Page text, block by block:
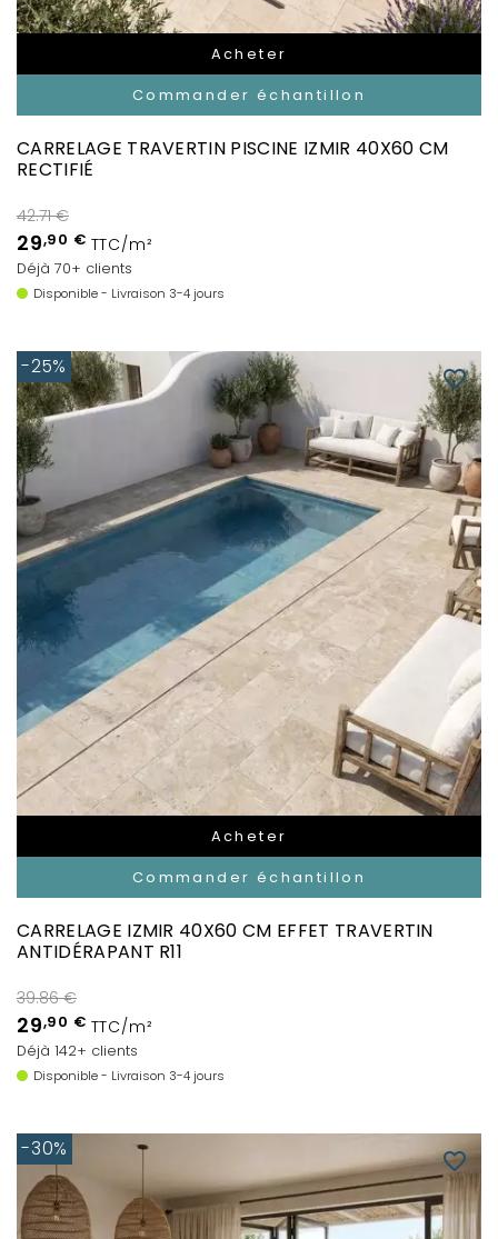
Acheter
Commander échantillon
CARRELAGE TRAVERTIN PISCINE IZMIR 40X60 CM
RECTIFIÉ
42.71 €
29,90 € TTC/m²
Déjà 70+ clients
Disponible - Livraison 3-4 jours
Acheter
Commander échantillon
favorite_border
CARRELAGE IZMIR 40X60 CM EFFET TRAVERTIN
ANTIDÉRAPANT R11
39.86 €
29,90 € TTC/m²
Déjà 142+ clients
Disponible - Livraison 3-4 jours
-25%
favorite_border
-30%